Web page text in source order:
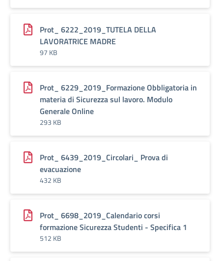
Prot_ 6222_2019_TUTELA DELLA
LAVORATRICE MADRE
97 KB
Prot_ 6229_2019_Formazione Obbligatoria in
materia di Sicurezza sul lavoro. Modulo
Generale Online
293 KB
Prot_ 6439_2019_Circolari_ Prova di
evacuazione
432 KB
Prot_ 6698_2019_Calendario corsi
formazione Sicurezza Studenti - Specifica 1
512 KB